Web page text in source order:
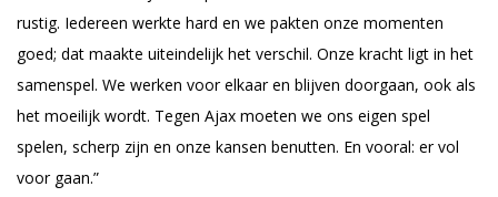
rustig. Iedereen werkte hard en we pakten onze momenten
goed; dat maakte uiteindelijk het verschil. Onze kracht ligt in het
samenspel. We werken voor elkaar en blijven doorgaan, ook als
het moeilijk wordt. Tegen Ajax moeten we ons eigen spel
spelen, scherp zijn en onze kansen benutten. En vooral: er vol
voor gaan.”